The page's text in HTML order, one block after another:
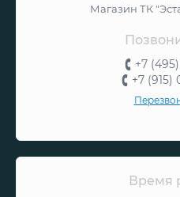
Магазин ТК
+7 (495)
+7 (915)
Время